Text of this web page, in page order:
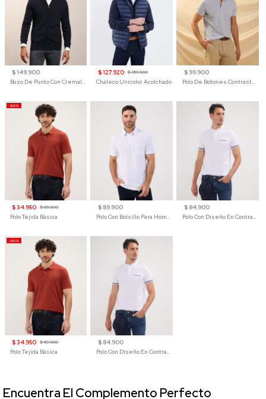
$ 149.900
$ 127.920 $ 159.900
Chaleco Unicolor Acolchado
$ 99.900
Polo De Botones Contraste Para Hombre
-50%
$ 34.950 $ 69.900
Polo Tejida Básica
$ 89.900
$ 84.900
-50%
$ 34.950 $ 69.900
Polo Tejida Básica
$ 84.900
Encuentra El Complemento Perfecto